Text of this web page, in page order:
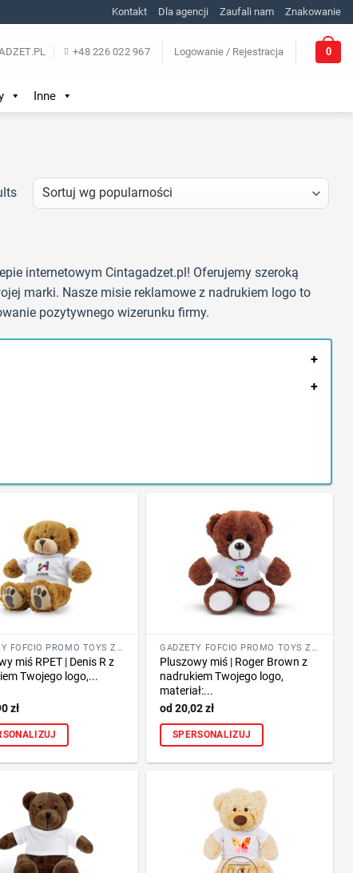
Kontakt Dla agencji Zaufali nam Znakowanie
+48 226 022 967 Logowanie / Rejestracja 0
Inne
internetowym Cintagadzet.pl! Oferujemy szeroką
marki. Nasze misie reklamowe z nadrukiem logo to
pozytywnego wizerunku firmy.
+
+
GADŻETY FOFCIO PROMO TOYS ZE ZNAKOWANIEM
miś RPET | Denis R z
Twojego logo,...
zł
GADŻETY FOFCIO PROMO TOYS ZE ZNAKOWANIEM
Pluszowy miś | Roger Brown z
nadrukiem Twojego logo,
materiał:...
20,02zł
SPERSONALIZUJ